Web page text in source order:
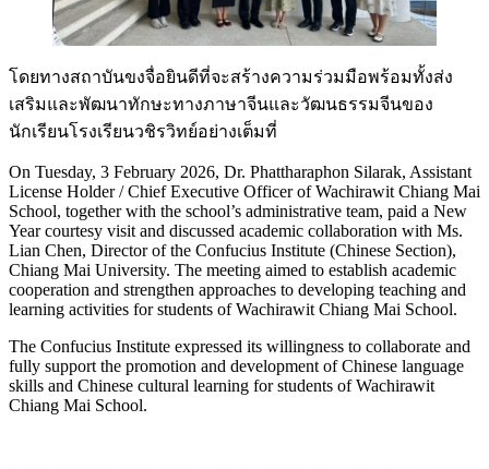
โดยทางสถาบันขงจื่อยินดีที่จะสร้างความร่วมมือพร้อมทั้งส่ง
เสริมและพัฒนาทักษะทางภาษาจีนและวัฒนธรรมจีนของ
นักเรียนโรงเรียนวชิรวิทย์อย่างเต็มที่
On Tuesday, 3 February 2026, Dr. Phattharaphon Silarak, Assistant
License Holder / Chief Executive Officer of Wachirawit Chiang Mai
School, together with the school’s administrative team, paid a New
Year courtesy visit and discussed academic collaboration with Ms.
Lian Chen, Director of the Confucius Institute (Chinese Section),
Chiang Mai University. The meeting aimed to establish academic
cooperation and strengthen approaches to developing teaching and
learning activities for students of Wachirawit Chiang Mai School.
The Confucius Institute expressed its willingness to collaborate and
fully support the promotion and development of Chinese language
skills and Chinese cultural learning for students of Wachirawit
Chiang Mai School.